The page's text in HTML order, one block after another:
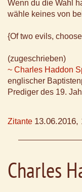
Wenn du die Wahl
wähle keines von
{Of two evils,
(zugeschrieben)
~ Charles Haddon
englischer
Prediger des 19.
Zitante 13.06.2016,
Charles